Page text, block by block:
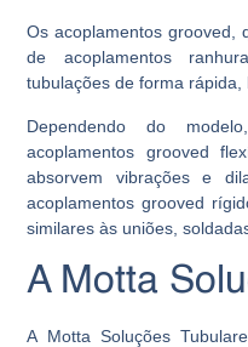
Os acoplamentos grooved,
de acoplamentos
tubulações de forma rápida,
Dependendo do
acoplamentos grooved
absorvem vibrações e
acoplamentos grooved
similares às uniões,
A Motta
A Motta Soluções